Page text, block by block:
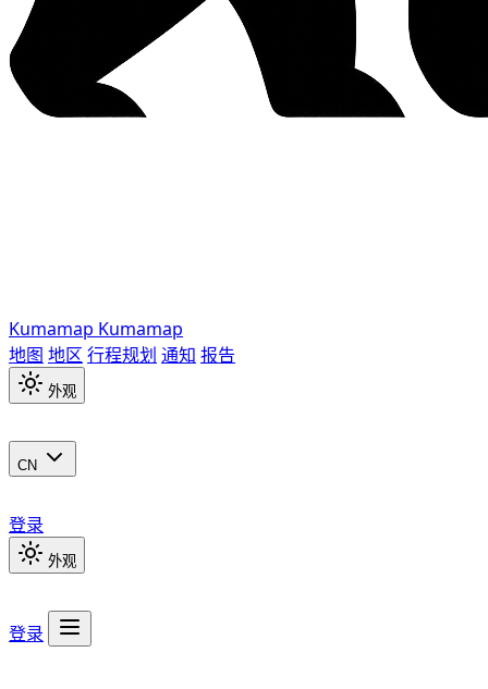
Kumamap Kumamap
地图 地区 行程规划 通知 报告
外观
CN
登录
外观
登录